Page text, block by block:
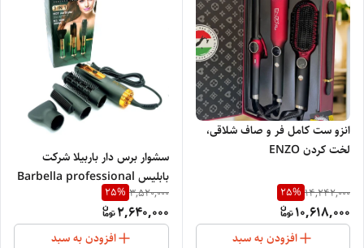
انزو ست کامل فر و صاف شلاقی،
لخت کردن ENZO
ITALY 3313
14,242,000
25%
10,618,000
افزودن به سبد
سشوار برس دار باربیلا شرکت
بابلیس Barbella professional
SALON
3,520,000
25%
2,640,000
افزودن به سبد